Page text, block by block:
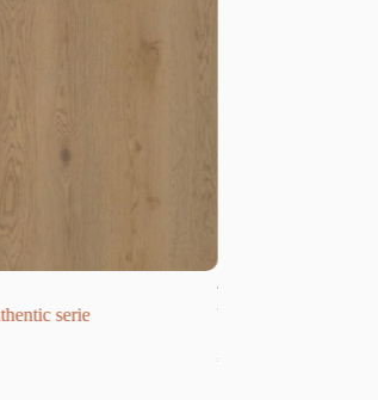
Therdex 4070 Tapis serie
incl. btw